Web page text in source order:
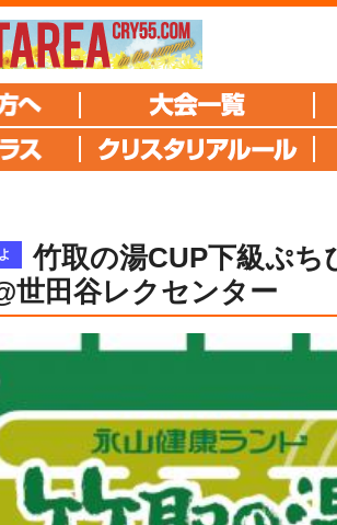
竹取の湯CUP下級ぷち
世田谷レクセンター